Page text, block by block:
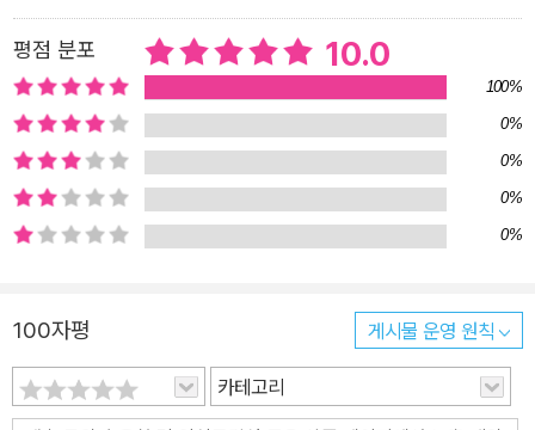
넷 검색, 카카오톡 활용까지 디지털 기기에 익숙하지 않다고요? 디지
털 교육 전문가인 ‘욜디’의 동영상 강의와 함께하면 어렵지 않아요. 초
보의 눈높이에 딱 맞춘 설명을 따라하다 보면 유튜브 자신감이 금세
자라날 거예요. 유튜브 첫걸음, 지금 바로 시작하세요!
평점 분포 10.0
100%
0%
0%
0%
0%
100자평 게시물 운영 원칙
카테고리